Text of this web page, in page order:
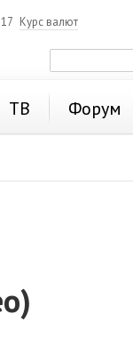
Курс валют
ТВ Форум